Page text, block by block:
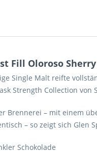
Fill Oloroso
Single Malt reifte
Strength Collection von
– mit einem
– so zeigt sich Glen
Schokolade